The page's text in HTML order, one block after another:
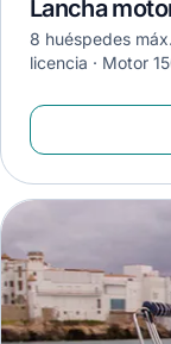
8 huéspedes máx.
licencia
Motor